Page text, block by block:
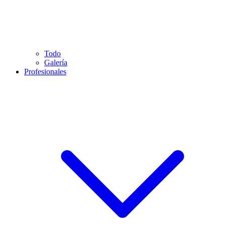
Todo
Galería
Profesionales